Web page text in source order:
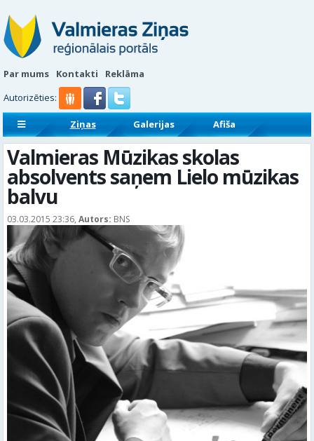
Par mums Kontakti
Reklāma
Autorizēties:
Ziņas Galerijas
Afiša
Sludinājumi
Reklāmraksti
Valmieras Mūzikas skolas
absolvents saņem Lielo mūzikas
balvu
03.03.2015 23:36, Autors: BNS